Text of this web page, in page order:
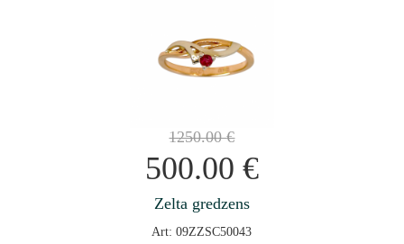
1250.00€
500.00 €
Zelta gredzens
Art: 09ZZSC50043